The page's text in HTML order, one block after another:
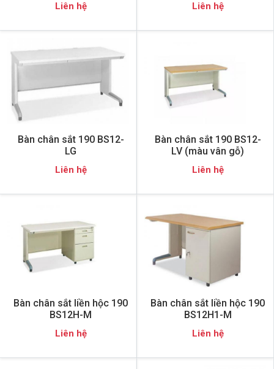
Liên hệ Liên hệ
Bàn chân sắt 190 BS12-
LG
Liên hệ
Bàn chân sắt 190 BS12-
LV (màu vân gỗ)
Liên hệ
Bàn chân sắt liền hộc 190
BS12H-M
Liên hệ
Bàn chân sắt liền hộc 190
BS12H1-M
Liên hệ